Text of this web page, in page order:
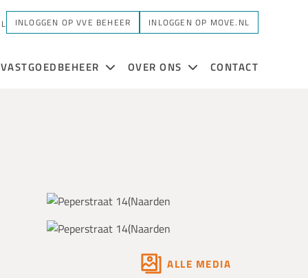
INLOGGEN OP VVE BEHEER INLOGGEN OP MOVE.NL
VASTGOEDBEHEER OVER ONS CONTACT
ALLE MEDIA